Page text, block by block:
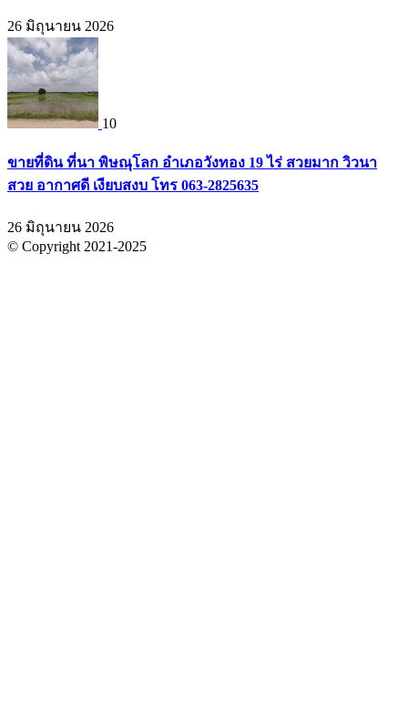
26 มิถุนายน 2026
10
ขายที่ดิน ที่นา พิษณุโลก อำเภอวังทอง 19 ไร่ สวยมาก วิวนา
สวย อากาศดี เงียบสงบ โทร 063-2825635
26 มิถุนายน 2026
© Copyright 2021-2025